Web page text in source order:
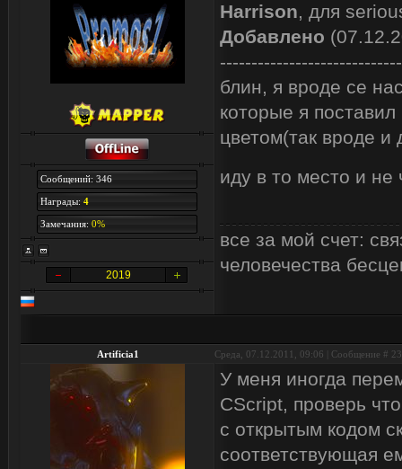
Сообщений: 346
Награды: 4
Замечания: 0%
2019
Harrison, для
Добавлено
блин, я вроде се
которые я
цветом(так вроде
иду в то место и не
все за мой счет:
человечества
Artificia1 Среда, 07.12.2011, 09:06 | Сообщение # 23
У меня иногда
CScript, проверь
с открытым кодом
соответствующая